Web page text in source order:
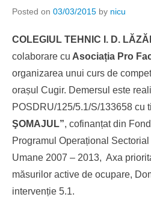
Posted on 03/03/2015 by nicu
COLEGIUL TEHNIC I. D.
colaborare cu Asociația Pro
organizarea unui curs de
orașul Cugir. Demersul este
POSDRU/125/5.1/S/133658 cu
ŞOMAJUL”, cofinanțat din
Programul Operațional
Umane 2007 – 2013, Axa
măsurilor active de ocupare,
intervenție 5.1.